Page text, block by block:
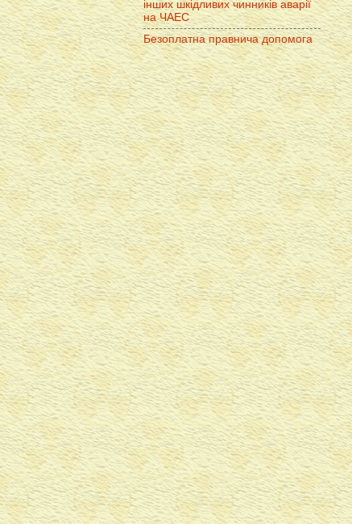
інших шкідливих чинників аварії
на ЧАЕС
Безоплатна правнича допомога